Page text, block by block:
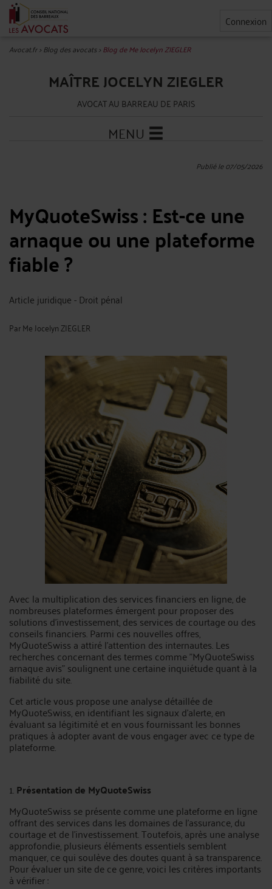
Connexion
Avocat.fr>Blog des avocats>Blog de Me Jocelyn ZIEGLER
MAÎTRE JOCELYN ZIEGLER
AVOCAT AU BARREAU DE PARIS
MENU
Publié le 07/05/2026
MyQuoteSwiss : Est-ce une
arnaque ou une plateforme
fiable ?
Article juridique - Droit pénal
ParMe Jocelyn ZIEGLER
Avec la multiplication des services financiers en ligne, de
nombreuses plateformes émergent pour proposer des
solutions d'investissement, des services de courtage ou des
conseils financiers. Parmi ces nouvelles offres,
MyQuoteSwiss a attiré l’attention des internautes. Les
recherches concernant des termes comme "MyQuoteSwiss
arnaque avis" soulignent une certaine inquiétude quant à la
fiabilité du site.
Cet article vous propose une analyse détaillée de
MyQuoteSwiss, en identifiant les signaux d’alerte, en
évaluant sa légitimité et en vous fournissant les bonnes
pratiques à adopter avant de vous engager avec ce type de
plateforme.
1.Présentation de MyQuoteSwiss
MyQuoteSwiss se présente comme une plateforme en ligne
offrant des services dans les domaines de l’assurance, du
courtage et de l’investissement. Toutefois, après une analyse
approfondie, plusieurs éléments essentiels semblent
manquer, ce qui soulève des doutes quant à sa transparence.
Pour évaluer un site de ce genre, voici les critères importants
à vérifier :